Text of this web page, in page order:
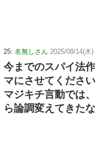
25: 名無しさん 2025/08/14(木
今までのスパイ法
マにさせてくださ
マジキチ言動では
ら論調変えてきたな